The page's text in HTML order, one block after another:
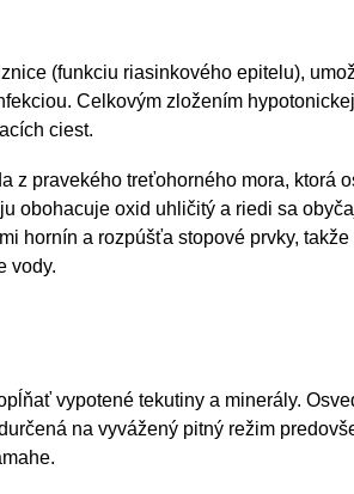
(funkciu riasinkového epitelu),
Celkovým zložením hypotonickej
ciest.
z pravekého treťohorného mora, ktorá
obohacuje oxid uhličitý a riedi sa
hornín a rozpúšťa stopové prvky, takže
vody.
vypotené tekutiny a minerály.
na vyvážený pitný režim